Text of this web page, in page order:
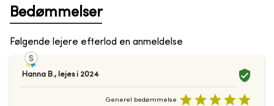
Bedømmelser
Følgende lejere efterlod en anmeldelse
Hanna B., lejes i 2024
Generel bedømmelse